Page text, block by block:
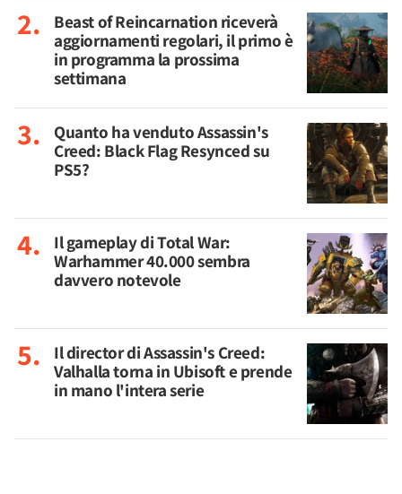
Beast of Reincarnation riceverà
aggiornamenti regolari, il primo è
in programma la prossima
settimana
Quanto ha venduto Assassin's
Creed: Black Flag Resynced su
PS5?
Il gameplay di Total War:
Warhammer 40.000 sembra
davvero notevole
Il director di Assassin's Creed:
Valhalla torna in Ubisoft e prende
in mano l'intera serie